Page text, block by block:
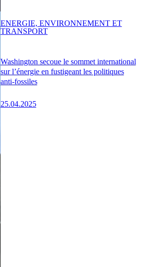
Washington secoue le sommet international
sur l’énergie en fustigeant les politiques
anti-fossiles
25.04.2025
ENERGIE, ENVIRONNEMENT ET
TRANSPORT